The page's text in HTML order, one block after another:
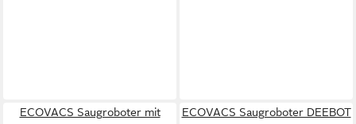
ECOVACS Saugroboter mit
ECOVACS Saugroboter DEEBOT